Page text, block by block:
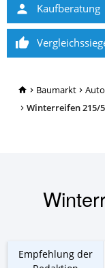
Baumarkt
Winterreifen 215/
Kaufberatung
Empfehlung der